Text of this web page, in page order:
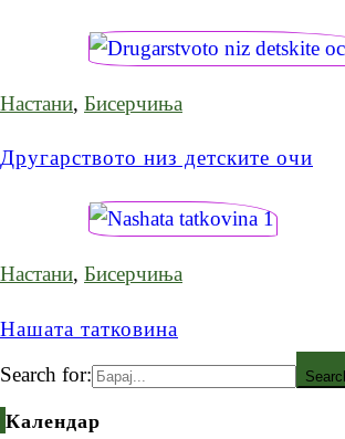
Настани, Бисерчиња
Другарството низ детските очи
Настани, Бисерчиња
Нашата татковина
Search for:
Календар